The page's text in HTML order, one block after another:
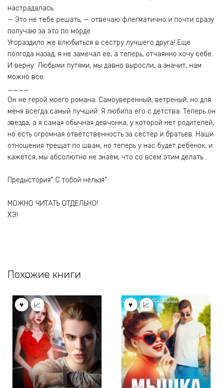
настрадалась.
— Это не тебе решать, — отвечаю флегматично и почти сразу
получаю за это по морде.
Угораздило же влюбиться в сестру лучшего друга! Еще
полгода назад, я не замечал ее, а теперь, отчаянно хочу себе.
И верну. Любыми путями, мы давно выросли, а значит, нам
можно все.
____
Он не герой моего романа. Самоуверенный, ветреный, но для
меня всегда самый лучший. Я любила его с детства. Теперь он
звезда, а я самая обычная девчонка, у которой нет родителей,
но есть огромная ответственность за сестер и братьев. Наши
отношения трещат по швам, но теперь у нас будет ребенок, и
кажется, мы абсолютно не знаем, что со всем этим делать…
Предыстория" С тобой нельзя"
МОЖНО ЧИТАТЬ ОТДЕЛЬНО!
ХЭ!
Похожие книги